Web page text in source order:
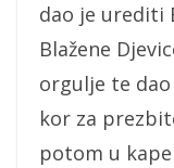
dao je urediti
Blažene
orgulje te
kor za
potom u